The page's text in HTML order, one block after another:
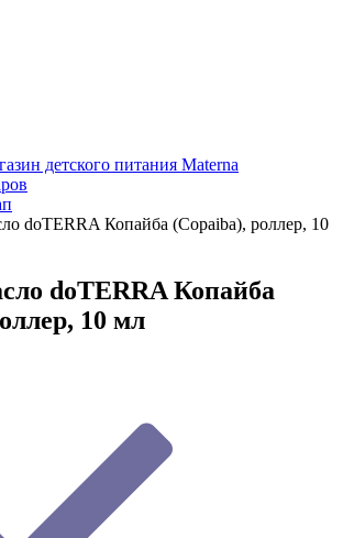
детского питания Materna
doTERRA Копайба (Copaiba), роллер, 10
doTERRA Копайба
10 мл